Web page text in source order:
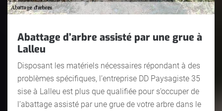
Abattage d’arbre assisté par une grue à
Lalleu
Disposant les matériels nécessaires répondant à des
problèmes spécifiques, l’entreprise DD Paysagiste 35
sise à Lalleu est plus que qualifiée pour s’occuper de
l’abattage assisté par une grue de votre arbre dans le